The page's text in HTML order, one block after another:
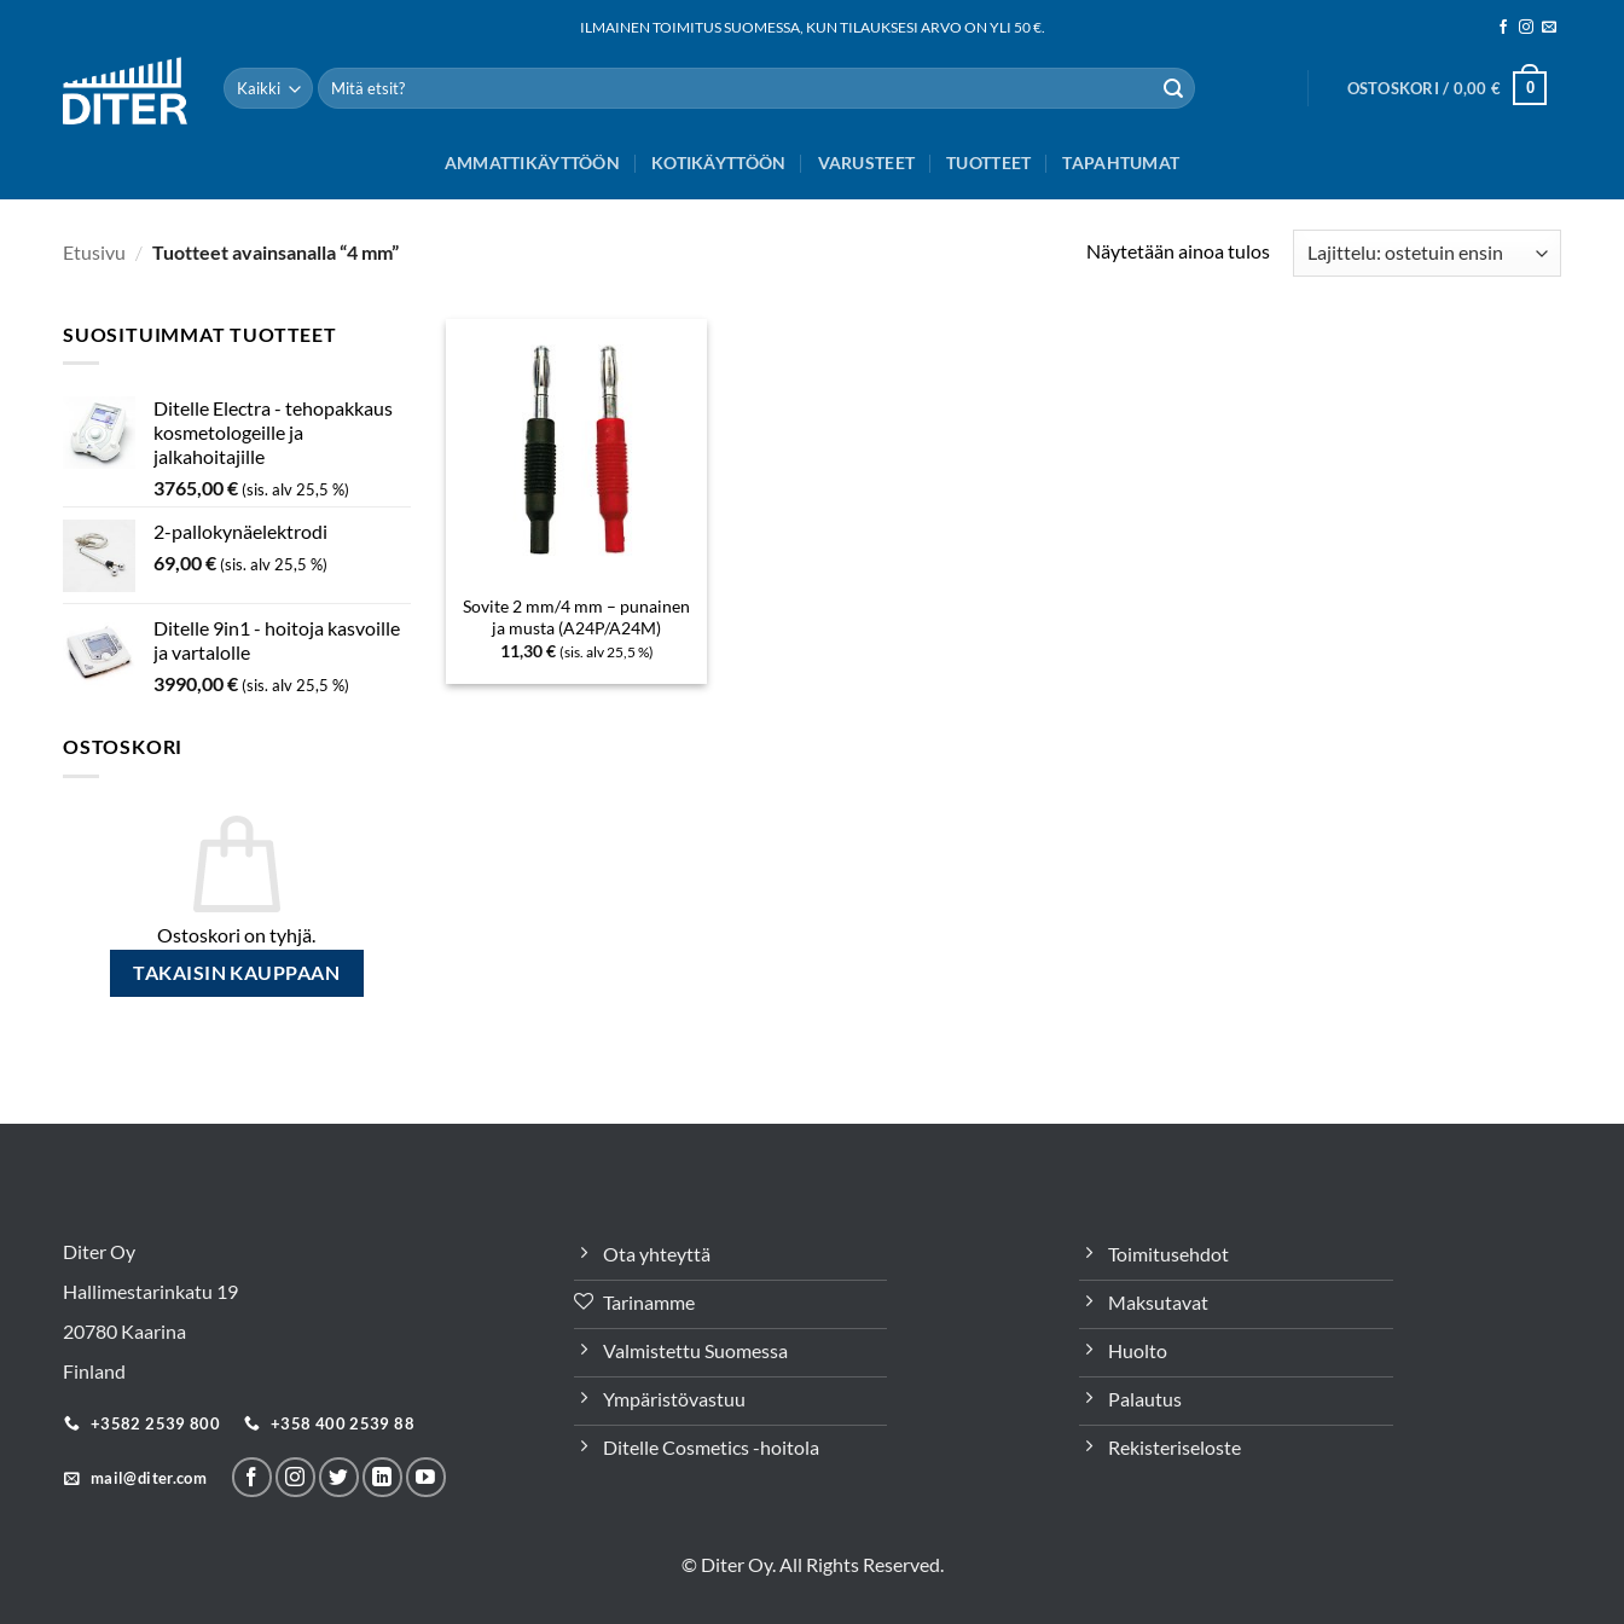
ILMAINEN TOIMITUS SUOMESSA, KUN TILAUKSESI ARVO ON YLI 50 €.
Etsi:
OSTOSKORI / 0,00 € 0
AMMATTIKÄYTTÖÖN KOTIKÄYTTÖÖN VARUSTEET TUOTTEET TAPAHTUMAT
Etusivu / Tuotteet avainsanalla “4 mm” Näytetään ainoa tulos
SUOSITUIMMAT TUOTTEET
Ditelle Electra - tehopakkaus
kosmetologeille ja
jalkahoitajille
3765,00€(sis. alv 25,5 %)
2-pallokynäelektrodi
69,00€(sis. alv 25,5 %)
Ditelle 9in1 - hoitoja kasvoille
ja vartalolle
3990,00€(sis. alv 25,5 %)
OSTOSKORI
Ostoskori on tyhjä.
TAKAISIN KAUPPAAN
Sovite 2 mm/4 mm – punainen
ja musta (A24P/A24M)
11,30€ (sis. alv 25,5 %)
Diter Oy
Hallimestarinkatu 19
20780 Kaarina
Finland
+3582 2539 800 +358 400 2539 88
mail@diter.com
Ota yhteyttä
Tarinamme
Valmistettu Suomessa
Ympäristövastuu
Ditelle Cosmetics -hoitola
Toimitusehdot
Maksutavat
Huolto
Palautus
Rekisteriseloste
© Diter Oy. All Rights Reserved.